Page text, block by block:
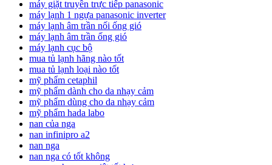
máy giặt truyền trực tiếp panasonic
máy lạnh 1 ngựa panasonic inverter
máy lạnh âm trần nối ống gió
máy lạnh âm trần ống gió
máy lạnh cục bộ
mua tủ lạnh hãng nào tốt
mua tủ lạnh loại nào tốt
mỹ phẩm cetaphil
mỹ phẩm dành cho da nhạy cảm
mỹ phẩm dùng cho da nhạy cảm
mỹ phẩm hada labo
nan của nga
nan infinipro a2
nan nga
nan nga có tốt không